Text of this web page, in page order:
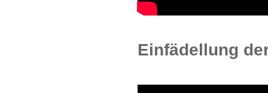
Einfädellung